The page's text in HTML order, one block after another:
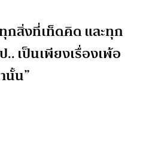
ทุกสิ่งที่เท็ดคิด และทุก
.. เป็นเพียงเรื่องเพ้อ
นั้น”